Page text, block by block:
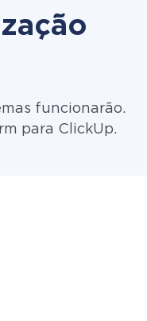
funcionarão.
para ClickUp.